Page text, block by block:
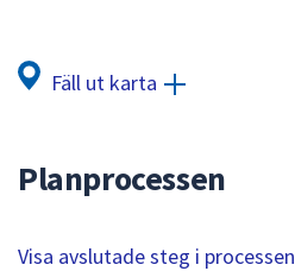
Fäll ut karta
Planprocessen
Visa avslutade steg i processen